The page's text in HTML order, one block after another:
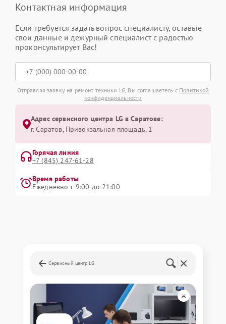
Контактная информация
Если требуется задать вопрос специалисту, оставьте
свои данные и дежурный специалист с радостью
проконсультирует Вас!
Отправляя заявку на ремонт техники LG, Вы соглашаетесь с Политикой
конфиденциальности
Адрес сервисного центра LG в Саратове:
г. Саратов, Привокзальная площадь, 1
Горячая линия
+7 (845) 247-61-28
Время работы
Ежедневно с 9:00 до 21:00
Сервисный центр LG